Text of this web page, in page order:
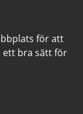
för att
ett bra sätt för